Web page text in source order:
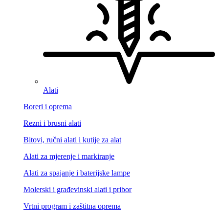
Alati
Boreri i oprema
Rezni i brusni alati
Bitovi, ručni alati i kutije za alat
Alati za mjerenje i markiranje
Alati za spajanje i baterijske lampe
Molerski i građevinski alati i pribor
Vrtni program i zaštitna oprema